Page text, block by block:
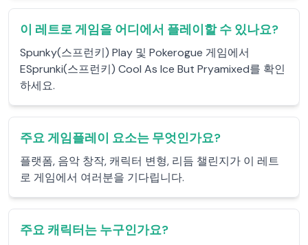
이 레트로 게임을 어디에서 플레이할 수 있나요?
Spunky(스프런키) Play 및 Pokerogue 게임에서
ESprunki(스프런키) Cool As Ice But Pryamixed를 확인
하세요.
주요 게임플레이 요소는 무엇인가요?
플랫폼, 음악 창작, 캐릭터 변형, 리듬 챌린지가 이 레트
로 게임에서 여러분을 기다립니다.
주요 캐릭터는 누구인가요?